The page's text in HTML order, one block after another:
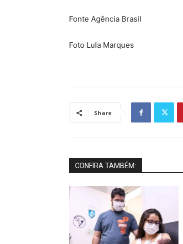
Fonte Agência Brasil
Foto Lula Marques
Share
CONFIRA TAMBÉM: